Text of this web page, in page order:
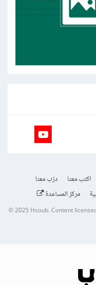
اكتب معنا
درّب معنا
مركز المساعدة
© 2025Hsoub.Content